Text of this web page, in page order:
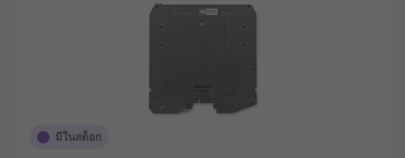
มีในสต็อก